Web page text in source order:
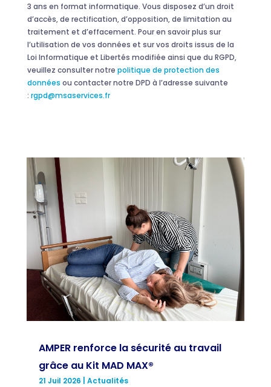
3 ans en format informatique. Vous disposez d’un droit
d’accès, de rectification, d’opposition, de limitation au
traitement et d’effacement. Pour en savoir plus sur
l’utilisation de vos données et sur vos droits issus de la
Loi Informatique et Libertés modifiée ainsi que du RGPD,
veuillez consulter notre politique de protection des
données ou contacter notre DPD à l’adresse suivante
: rgpd@msaservices.fr
AMPER renforce la sécurité au travail
grâce au Kit MAD MAX®
21 Juil 2026 Actualités